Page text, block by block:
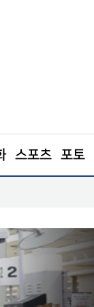
스포츠 포토